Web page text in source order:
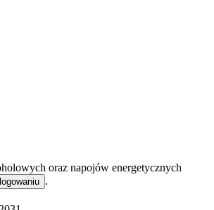
oraz napojów energetycznych
.